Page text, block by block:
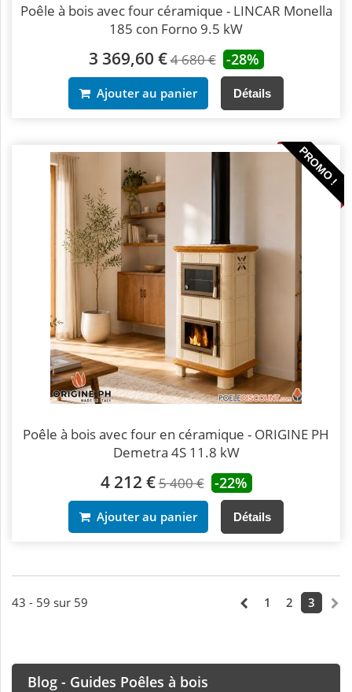
Poêle à bois avec four céramique - LINCAR Monella
185 con Forno 9.5 kW
3 369,60 €4 680 € -28%
Ajouter au panier Détails
PROMO !
Poêle à bois avec four en céramique - ORIGINE PH
Demetra 4S 11.8 kW
4 212 €5 400 € -22%
Ajouter au panier Détails
1 2 3
43 - 59 sur 59
Blog - Guides Poêles à bois